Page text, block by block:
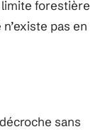
forestière
pas en
sans